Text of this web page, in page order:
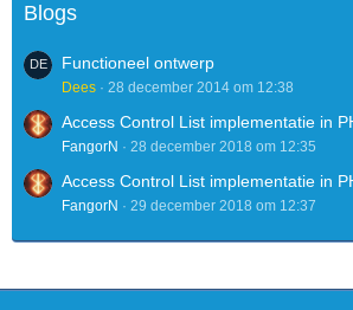
Blogs
Functioneel ontwerp
Dees 28 december 2014 om 12:38
Access Control List implementatie in
FangorN 28 december 2018 om 12:35
Access Control List implementatie in
FangorN 29 december 2018 om 12:37